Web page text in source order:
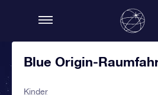
Blue Origin-
Kinder